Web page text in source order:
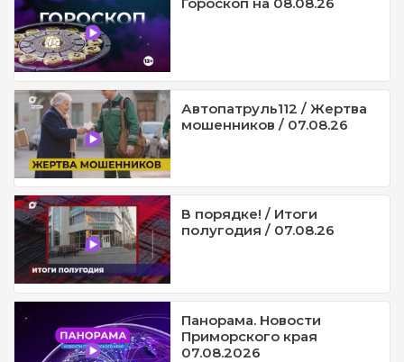
Автопатруль112 / Жертва
мошенников / 07.08.26
В порядке! / Итоги
полугодия / 07.08.26
Панорама. Новости
Приморского края
07.08.2026